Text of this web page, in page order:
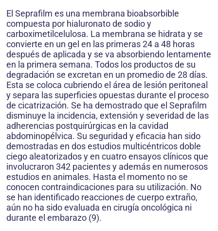
El Seprafilm es una membrana bioabsorbible
compuesta por hialuronato de sodio y
carboximetilcelulosa. La membrana se hidrata y se
convierte en un gel en las primeras 24 a 48 horas
después de aplicada y se va absorbiendo lentamente
en la primera semana. Todos los productos de su
degradación se excretan en un promedio de 28 días.
Esta se coloca cubriendo el área de lesión peritoneal
y separa las superficies opuestas durante el proceso
de cicatrización. Se ha demostrado que el Seprafilm
disminuye la incidencia, extensión y severidad de las
adherencias postquirúrgicas en la cavidad
abdominopélvica. Su seguridad y eficacia han sido
demostradas en dos estudios multicéntricos doble
ciego aleatorizados y en cuatro ensayos clínicos que
involucraron 342 pacientes y además en numerosos
estudios en animales. Hasta el momento no se
conocen contraindicaciones para su utilización. No
se han identificado reacciones de cuerpo extraño,
aún no ha sido evaluada en cirugía oncológica ni
durante el embarazo (9).